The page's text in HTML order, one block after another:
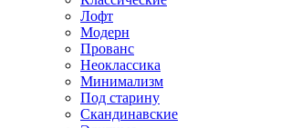
Лофт
Модерн
Прованс
Неоклассика
Минимализм
Под старину
Скандинавские